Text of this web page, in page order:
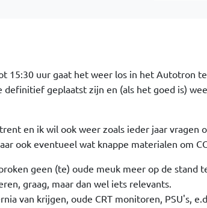
15:30 uur gaat het weer los in het Autotron
definitief geplaatst zijn en (als het goed is)
en ik wil ook weer zoals ieder jaar vragen
ook eventueel wat knappe materialen om
geen (te) oude meuk meer op de stand
graag, maar dan wel iets relevants.
van krijgen, oude CRT monitoren, PSU's,